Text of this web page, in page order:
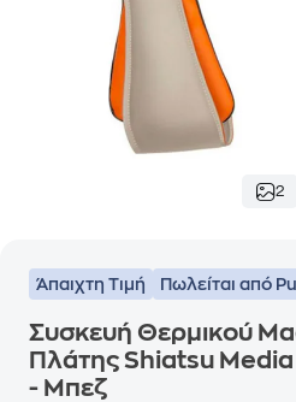
2
Άπαιχτη Τιμή Πωλείται από
Συσκευή Θερμικού
Πλάτης Shiatsu
- Μπεζ